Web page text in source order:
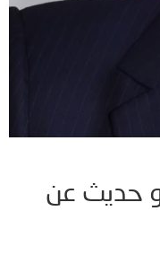
و حديث عن